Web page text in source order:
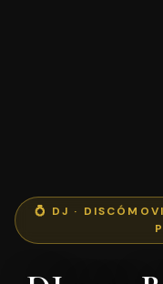
💍 DJ ·